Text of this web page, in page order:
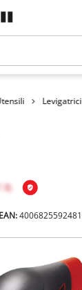
Levigatrici
EAN:4006825592481